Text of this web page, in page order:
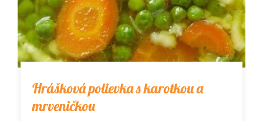
Hrášková polievka s karotkou a
mrveničkou